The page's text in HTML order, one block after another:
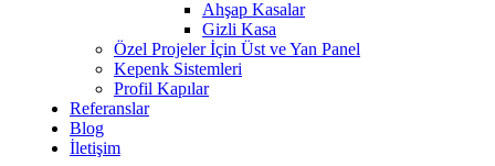
Ahşap Kasalar
Gizli Kasa
Özel Projeler İçin Üst ve Yan Panel
Kepenk Sistemleri
Profil Kapılar
Referanslar
Blog
İletişim